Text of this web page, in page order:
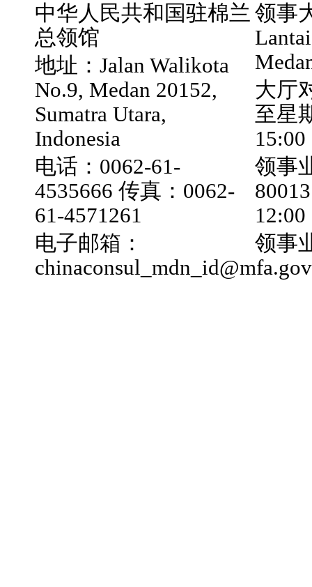
中华人民共和国驻棉兰
总领馆
地址：Jalan Walikota
No.9, Medan 20152,
Sumatra Utara,
Indonesia
电话：0062-61-
4535666 传真：0062-
61-4571261
电子邮箱：
领事
大厅
至星
15:00
领事
领事